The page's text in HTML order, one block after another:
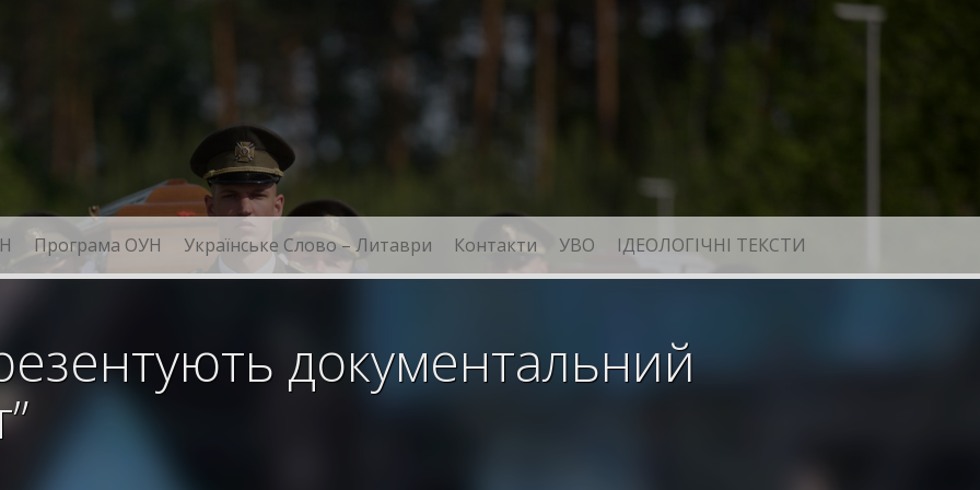
Програма ОУН Українське Слово – Литаври Контакти УВО ІДЕОЛОГІЧНІ ТЕКСТИ
документальний